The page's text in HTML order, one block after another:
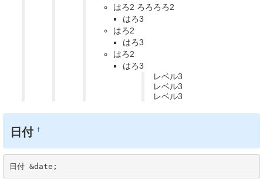
はろ2 ろろろろ2
はろ3
はろ2
はろ3
はろ2
はろ3
レベル3
レベル3
レベル3
日付 †
日付 &date;